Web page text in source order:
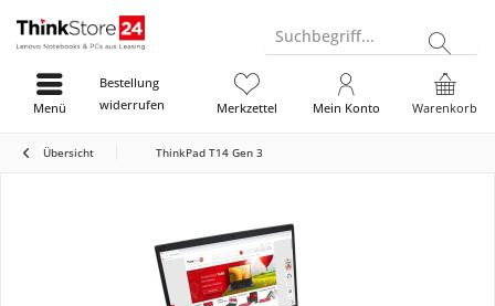
Suchbegriff...
Bestellung
widerrufen
Warenkorb
Merkzettel Mein Konto
Menü
Übersicht ThinkPad T14 Gen 3